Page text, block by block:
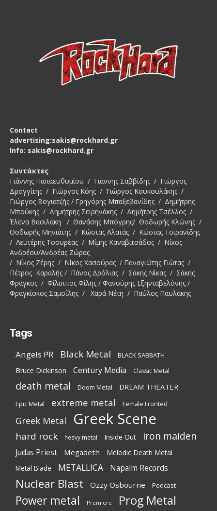
Contact
advertising:sakis@rockhard.gr
Info: sakis@rockhard.gr
Συντάκτες
Γιάννης Παπαευθυμίου / Γιάννης Σαββίδης / Γιώργος
Δρογγίτης / Γιώργος Κόης / Γιώργος Κουκουλάκης /
Γιώργος Βογιατζής / Γρηγόρης Μπαξεβανίδης / Δημήτρης
Μπούκης / Δημήτρης Σειρηνάκης / Δημήτρης Τσέλλος /
Έλενα Βασιλάκη / Θανάσης Μπόγρης/ Θοδωρής Κλώνης /
Θοδωρής Μηνιάτης / Κώστας Αλατάς / Κώστας Τσιρανίδης
/ Λευτέρης Τσουρέας / Μίμης Καναβιτσάδος / Νίκος
Ανδρέου/Ανδρέας Ζώρας
/ Νίκος Ζέρης / Νίκος Χασούρας / Παναγιώτης Γιώτας /
Πέτρος Καραλής / Πάνος Δρόλιας / Σάκης Νίκας / Σάκης
Φράγκος / Φίλιππος Φίλης / Φανούρης Εξηνταβελόνης /
Φραγκίσκος Σαμοΐλης / Χαρά Νέτη / Παύλος Παυλάκης
Tags
Angels PR Black Metal BLACK SABBATH
Bruce Dickinson Century Media Classic Metal
death metal Doom Metal DREAM THEATER
Epic Metal extreme metal Female Fronted
Greek Metal Greek Scene
hard rock heavy metal Inside Out iron maiden
Judas Priest Megadeth Melodic Death Metal
Metal Blade METALLICA Napalm Records
Nuclear Blast Ozzy Osbourne Podcast
Power metal Premiere Prog Metal